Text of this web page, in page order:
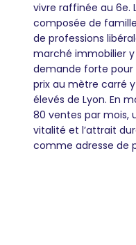
vivre raffinée au 6e.
composée de
de professions
marché immobilier
demande forte pour
prix au mètre carré
élevés de Lyon. En
80 ventes par mois,
vitalité et l’attrait
comme adresse de